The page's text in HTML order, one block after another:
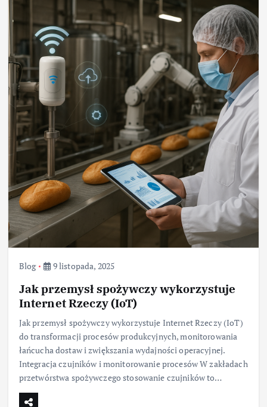
Blog 9 listopada, 2025
Jak przemysł spożywczy wykorzystuje
Internet Rzeczy (IoT)
Jak przemysł spożywczy wykorzystuje Internet Rzeczy (IoT)
do transformacji procesów produkcyjnych, monitorowania
łańcucha dostaw i zwiększania wydajności operacyjnej.
Integracja czujników i monitorowanie procesów W zakładach
przetwórstwa spożywczego stosowanie czujników to…